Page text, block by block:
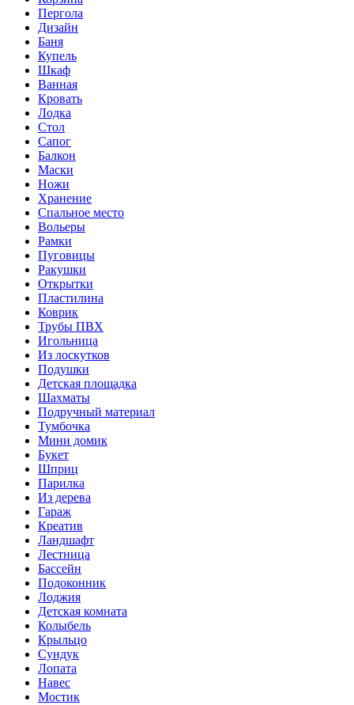
Пергола
Дизайн
Баня
Купель
Шкаф
Ванная
Кровать
Лодка
Стол
Сапог
Балкон
Маски
Ножи
Хранение
Спальное место
Вольеры
Рамки
Пуговицы
Ракушки
Открытки
Пластилина
Коврик
Трубы ПВХ
Игольница
Из лоскутков
Подушки
Детская площадка
Шахматы
Подручный материал
Тумбочка
Мини домик
Букет
Шприц
Парилка
Из дерева
Гараж
Креатив
Ландшафт
Лестница
Бассейн
Подоконник
Лоджия
Детская комната
Колыбель
Крыльцо
Сундук
Лопата
Навес
Мостик